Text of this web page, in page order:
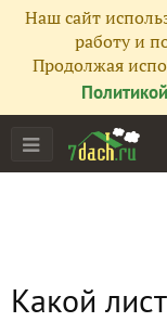
Наш сайт
работу и
Продолжая
Какой